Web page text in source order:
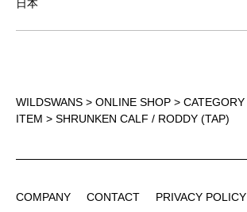
日本
WILDSWANS > ONLINE SHOP > CATEGORY
ITEM > SHRUNKEN CALF / RODDY (TAP)
COMPANY
CONTACT
PRIVACY POLICY